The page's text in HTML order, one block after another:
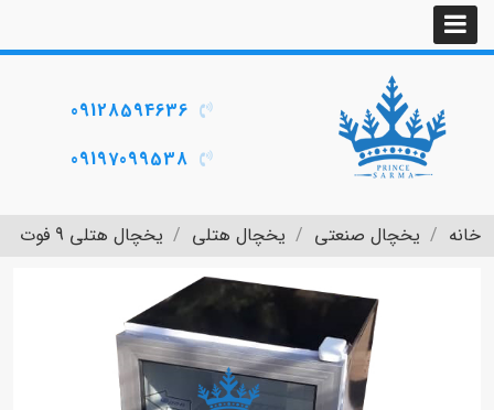
09128594636
09197099538
خانه یخچال صنعتی یخچال هتلی یخچال هتلی 9 فوت